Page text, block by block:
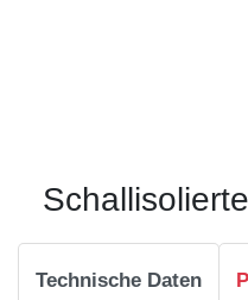
Technische Daten